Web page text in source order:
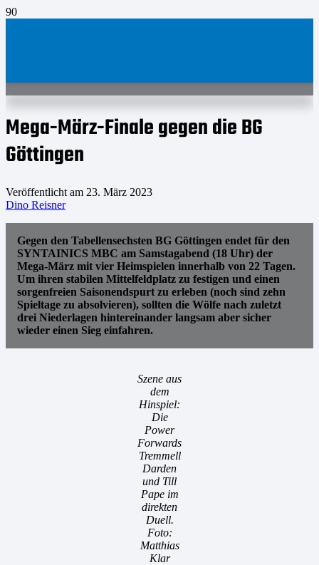
Mega-März-Finale gegen die BG
Göttingen
Veröffentlicht am 23. März 2023
Dino Reisner
Gegen den Tabellensechsten BG Göttingen endet für den
SYNTAINICS MBC am Samstagabend (18 Uhr) der
Mega-März mit vier Heimspielen innerhalb von 22 Tagen.
Um ihren stabilen Mittelfeldplatz zu festigen und einen
sorgenfreien Saisonendspurt zu erleben (noch sind zehn
Spieltage zu absolvieren), sollten die Wölfe nach zuletzt
drei Niederlagen hintereinander langsam aber sicher
wieder einen Sieg einfahren.
Szene aus
dem
Hinspiel:
Die
Power
Forwards
Tremmell
Darden
und Till
Pape im
direkten
Duell.
Foto:
Matthias
Klar